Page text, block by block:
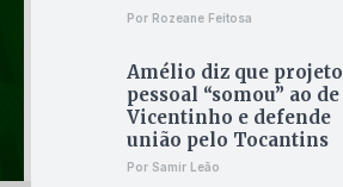
Por Rozeane Feitosa
Amélio diz que projeto
pessoal “somou” ao de
Vicentinho e defende
união pelo Tocantins
Por Samir Leão